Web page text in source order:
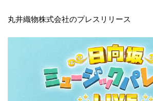
丸井織物株式会社のプレスリリース